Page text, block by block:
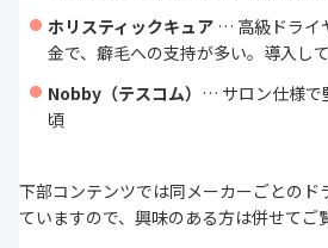
ホリスティックキュア … 高級ドライ
金で、癖毛への支持が多い。導入し
Nobby（テスコム） … サロン仕様で
頃
下部コンテンツでは同メーカーごとのド
ていますので、興味のある方は併せてご